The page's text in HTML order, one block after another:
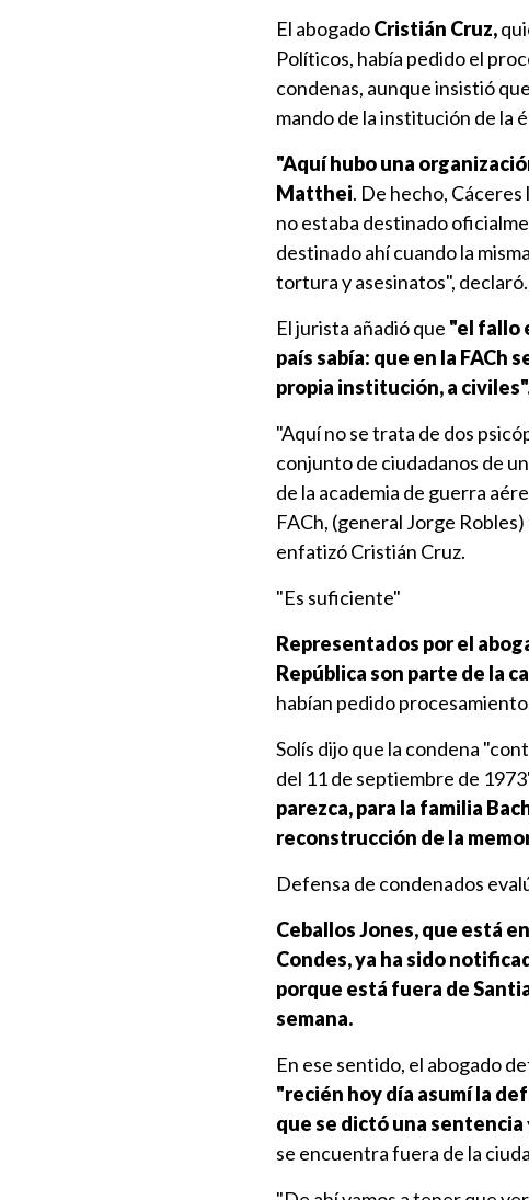
El abogadoCristián Cruz,
Políticos, había pedido el
condenas, aunque insistió
mando de la institución de la
"Aquí hubo una
Matthei. De hecho,
no estaba destinado
destinado ahí cuando la
tortura y asesinatos", declaró.
El jurista añadió que "el fallo
país sabía: que en la FACh
propia institución, a
"Aquí no se trata de dos
conjunto de ciudadanos de
de la academia de guerra
FACh, (general Jorge
enfatizó Cristián Cruz.
"Es suficiente"
Representados por el
República son parte de la
habían pedido
Solís dijo que la condena
del 11 de septiembre de
parezca, para la familia
reconstrucción de la
Defensa de condenados
Ceballos Jones, que está
Condes, ya ha sido
porque está fuera de
semana.
En ese sentido, el abogado
"recién hoy día asumí la
que se dictó una sentencia
se encuentra fuera de la